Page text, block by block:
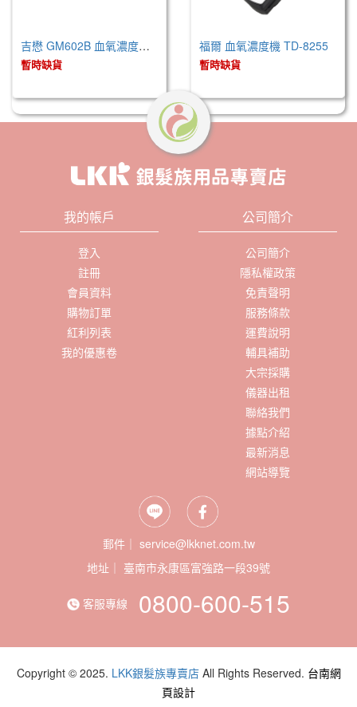
吉懋 GM602B 血氧濃度測定儀器
暫時缺貨
福爾 血氧濃度機 TD-8255
暫時缺貨
我的帳戶
登入
註冊
會員資料
購物訂單
紅利列表
我的優惠卷
公司簡介
公司簡介
隱私權政策
免責聲明
服務條款
運費說明
輔具補助
大宗採購
儀器出租
聯絡我們
據點介紹
最新消息
網站導覽
郵件｜ service@lkknet.com.tw
地址｜
客服專線 0800-600-515
Copyright © 2025. LKK銀髮族專賣店All Rights Reserved. 台南網
頁設計